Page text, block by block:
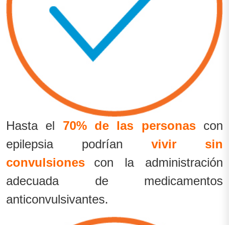
Hasta el 70% de las personascon
epilepsia podrían vivir sin
convulsiones
con la administración
adecuada de medicamentos
anticonvulsivantes.